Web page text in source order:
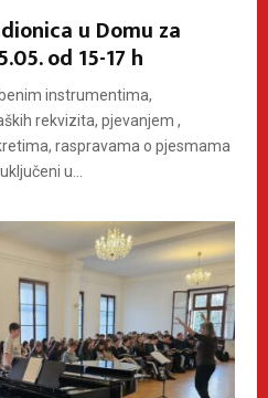
u Domu za
od 15-17 h
instrumentima,
rekvizita, pjevanjem ,
raspravama o pjesmama
u...